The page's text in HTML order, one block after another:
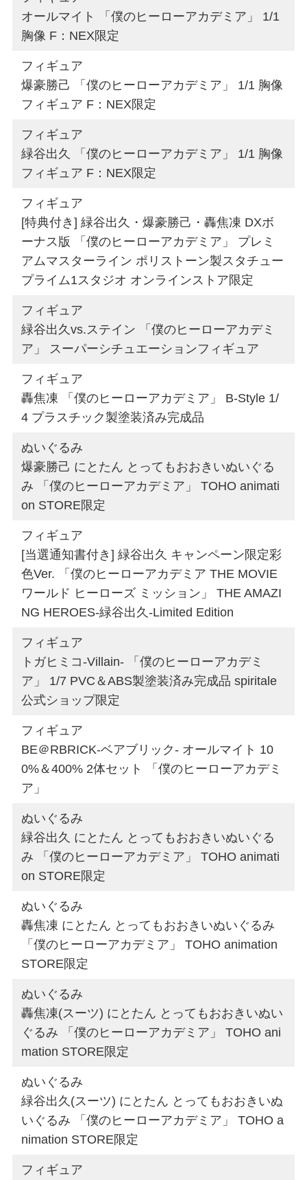
オールマイト 「僕のヒーローアカデミア」 1/1
胸像 F：NEX限定
フィギュア
爆豪勝己 「僕のヒーローアカデミア」 1/1 胸像
フィギュア F：NEX限定
フィギュア
緑谷出久 「僕のヒーローアカデミア」 1/1 胸像
フィギュア F：NEX限定
フィギュア
[特典付き] 緑谷出久・爆豪勝己・轟焦凍 DXボ
ーナス版 「僕のヒーローアカデミア」 プレミ
アムマスターライン ポリストーン製スタチュー
プライム1スタジオ オンラインストア限定
フィギュア
緑谷出久vs.ステイン 「僕のヒーローアカデミ
ア」 スーパーシチュエーションフィギュア
フィギュア
轟焦凍 「僕のヒーローアカデミア」 B-Style 1/
4 プラスチック製塗装済み完成品
ぬいぐるみ
爆豪勝己 にとたん とってもおおきいぬいぐる
み 「僕のヒーローアカデミア」 TOHO animati
on STORE限定
フィギュア
[当選通知書付き] 緑谷出久 キャンペーン限定彩
色Ver. 「僕のヒーローアカデミア THE MOVIE
ワールド ヒーローズ ミッション」 THE AMAZI
NG HEROES-緑谷出久-Limited Edition
フィギュア
トガヒミコ-Villain- 「僕のヒーローアカデミ
ア」 1/7 PVC＆ABS製塗装済み完成品 spiritale
公式ショップ限定
フィギュア
BE＠RBRICK-ベアブリック- オールマイト 10
0%＆400% 2体セット 「僕のヒーローアカデミ
ア」
ぬいぐるみ
緑谷出久 にとたん とってもおおきいぬいぐる
み 「僕のヒーローアカデミア」 TOHO animati
on STORE限定
ぬいぐるみ
轟焦凍 にとたん とってもおおきいぬいぐるみ
「僕のヒーローアカデミア」 TOHO animation
STORE限定
ぬいぐるみ
轟焦凍(スーツ) にとたん とってもおおきいぬい
ぐるみ 「僕のヒーローアカデミア」 TOHO ani
mation STORE限定
ぬいぐるみ
緑谷出久(スーツ) にとたん とってもおおきいぬ
いぐるみ 「僕のヒーローアカデミア」 TOHO a
nimation STORE限定
フィギュア